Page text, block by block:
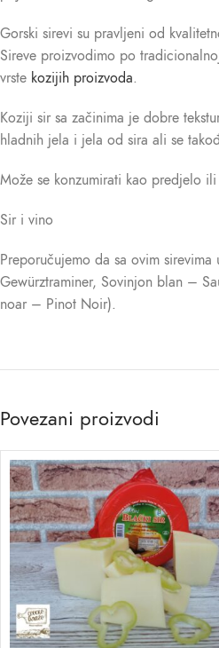
Gorski sirevi su pravljeni od
Sireve proizvodimo po
vrste kozijih proizvoda.
Koziji sir sa začinima je dobre
hladnih jela i jela od sira ali se
Može se konzumirati kao predjelo
Sir i vino
Preporučujemo da sa ovim
Gewürztraminer, Sovinjon blan –
noar – Pinot Noir).
Povezani proizvodi